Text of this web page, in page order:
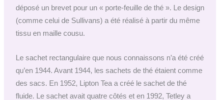
déposé un brevet pour un « porte-feuille de thé ». Le design
(comme celui de Sullivans) a été réalisé à partir du même
tissu en maille cousu.
Le sachet rectangulaire que nous connaissons n’a été créé
qu’en 1944. Avant 1944, les sachets de thé étaient comme
des sacs. En 1952, Lipton Tea a créé le sachet de thé
fluide. Le sachet avait quatre côtés et en 1992, Tetley a